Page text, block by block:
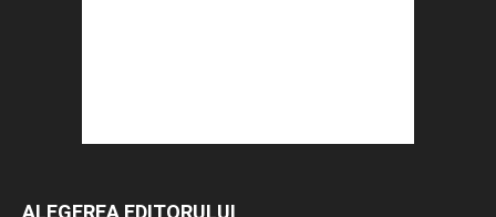
ALEGEREA EDITORULUI